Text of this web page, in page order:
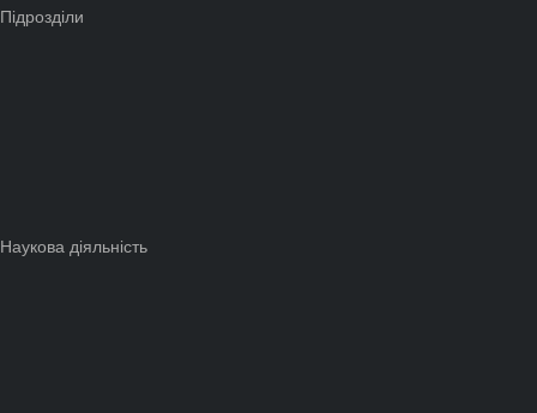
Підрозділи
Наукова діяльність